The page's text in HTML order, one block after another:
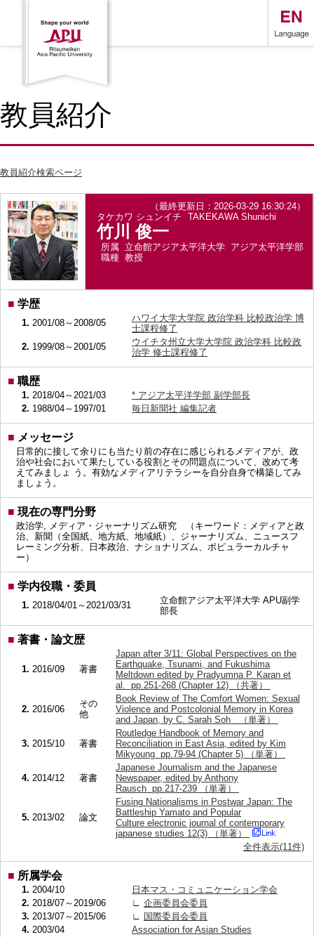
教員紹介
教員紹介検索ページ
（最終更新日：2026-03-29 16:30:24）
タケカワ シュンイチ
TAKEKAWA Shunichi
竹川 俊一
所属 立命館アジア太平洋大学 アジア太平洋学部
職種 教授
■ 学歴
1. 2001/08～2008/05
ハワイ大学大学院 政治学科 比較政治学 博
士課程修了
2. 1999/08～2001/05
ウイチタ州立大学大学院 政治学科 比較政
治学 修士課程修了
■ 職歴
1. 2018/04～2021/03
* アジア太平洋学部 副学部長
2. 1988/04～1997/01 毎日新聞社 編集記者
■ メッセージ
日常的に接して余りにも当たり前の存在に感じられるメディアが、政
治や社会において果たしている役割とその問題点について、改めて考
えてみましょ う。有効なメディアリテラシーを自分自身で構築してみ
ましょう。
■ 現在の専門分野
政治学, メディア・ジャーナリズム研究 （キーワード：メディアと政
治、新聞（全国紙、地方紙、地域紙）、ジャーナリズム、ニュースフ
レーミング分析、日本政治、ナショナリズム、ポピュラーカルチャ
ー）
■ 学内役職・委員
1. 2018/04/01～2021/03/31
立命館アジア太平洋大学 APU副学
部長
■ 著書・論文歴
1. 2016/09 著書
Japan after 3/11: Global Perspectives on the
Earthquake, Tsunami, and Fukushima
Meltdown edited by Pradyumna P. Karan et
al. pp.251-268 (Chapter 12) （共著）
2. 2016/06
その
他
Book Review of The Comfort Women: Sexual
Violence and Postcolonial Memory in Korea
and Japan, by C. Sarah Soh （単著）
3. 2015/10 著書
Routledge Handbook of Memory and
Reconciliation in East Asia, edited by Kim
Mikyoung pp.79-94 (Chapter 5) （単著）
4. 2014/12 著書
Japanese Journalism and the Japanese
Newspaper, edited by Anthony
Rausch pp.217-239 （単著）
5. 2013/02 論文
Fusing Nationalisms in Postwar Japan: The
Battleship Yamato and Popular
Culture electronic journal of contemporary
japanese studies 12(3) （単著）
全件表示(11件)
■ 所属学会
1. 2004/10
日本マス・コミュニケーション学会
2. 2018/07～2019/06 ∟ 企画委員会委員
3. 2013/07～2015/06 ∟ 国際委員会委員
4. 2003/04
Association for Asian Studies